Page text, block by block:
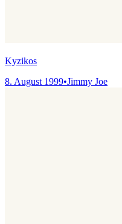
Kyzikos
8. August 1999•Jimmy Joe